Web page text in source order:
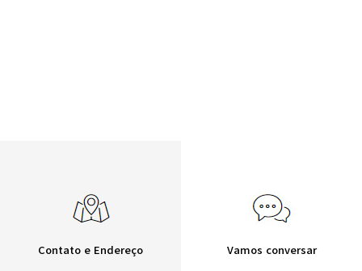
Contato e Endereço Vamos conversar